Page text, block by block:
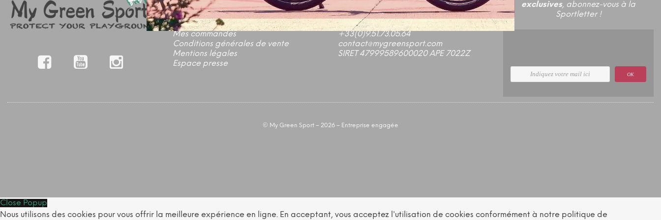
Nos marques
La boutique en ligne
Mon compte
Mes commandes
Conditions générales de vente
Mentions légales
Espace presse
19 impasse Henri Roux,
30319 Alès, France
+33(0)9.51.73.05.64
contact@mygreensport.com
SIRET 47999589600020 APE 7022Z
exclusives, abonnez-vous à la
Sportletter !
OK
© My Green Sport – 2026 – Entreprise engagée
Close Popup
Nous utilisons des cookies pour vous offrir la meilleure expérience en ligne. En acceptant, vous acceptez l'utilisation de cookies conformément à notre politique de